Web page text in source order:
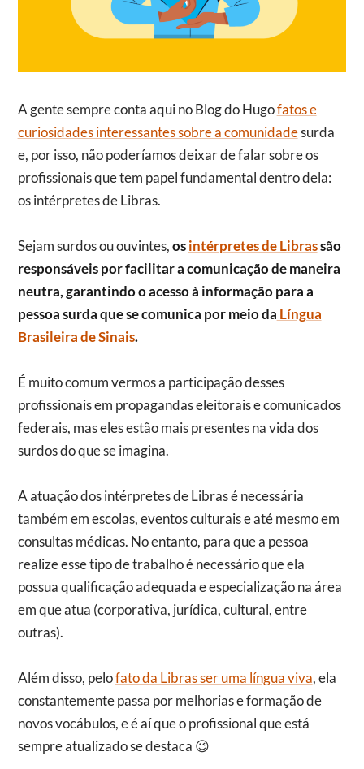
A gente sempre conta aqui no Blog do Hugofatos e
curiosidades interessantes sobre a comunidadesurda
e, por isso, não poderíamos deixar de falar sobre os
profissionais que tem papel fundamental dentro dela:
os intérpretes de Libras.
Sejam surdos ou ouvintes,osintérpretes de Librassão
responsáveis por facilitar a comunicação de maneira
neutra, garantindo o acesso à informação para a
pessoa surda que se comunica por meio da Língua
Brasileira de Sinais.
É muito comum vermos a participação desses
profissionais em propagandas eleitorais e comunicados
federais, mas eles estão mais presentes na vida dos
surdos do que se imagina.
A atuação dos intérpretes de Libras é necessária
também em escolas, eventos culturais e até mesmo em
consultas médicas. No entanto, para que a pessoa
realize esse tipo de trabalho é necessário que ela
possua qualificação adequada e especialização na área
em que atua (corporativa, jurídica, cultural, entre
outras).
Além disso, pelofato da Libras ser uma língua viva, ela
constantemente passa por melhorias e formação de
novos vocábulos, e é aí que o profissional que está
sempre atualizado se destaca 😉